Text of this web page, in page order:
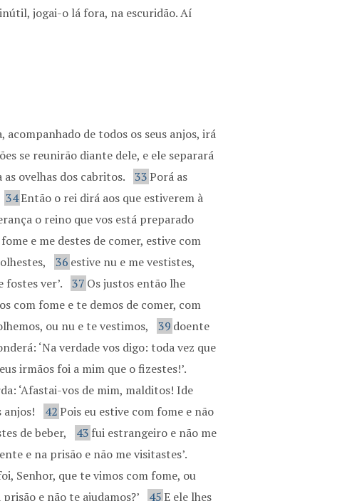
jogai-o lá fora, na escuridão. Aí
de todos os seus anjos, irá
se reunirão diante dele, e ele separará
ovelhas dos cabritos.
33Porá as
34Então o rei dirá aos que estiverem à
o reino que vos está preparado
e me destes de comer, estive com
36 estive nu e me vestistes,
ver’.
37 Os justos então lhe
com fome e te demos de comer, com
ou nu e te vestimos, 39 doente
‘Na verdade vos digo: toda vez que
irmãos foi a mim que o fizestes!’.
‘Afastai-vos de mim, malditos! Ide
anjos!
42Pois eu estive com fome e não
de beber,
43 fui estrangeiro e não me
e na prisão e não me visitastes’.
Senhor, que te vimos com fome, ou
e não te ajudamos?’
45E ele lhes